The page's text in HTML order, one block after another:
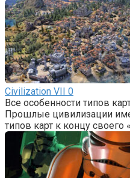
Civilization VII 0
Все особенности типов
Прошлые цивилизации
типов карт к концу своего